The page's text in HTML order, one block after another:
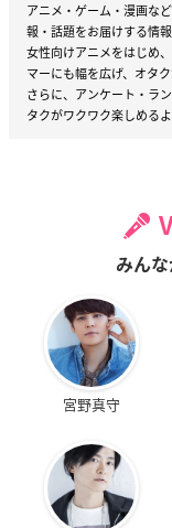
アニメ・ゲーム・漫画な
報・話題をお届けする情
女性向けアニメをはじめ
マーにも幅を広げ、オタ
さらに、アンケート・ラ
タクがワクワク楽しめる
みん
宮野真守